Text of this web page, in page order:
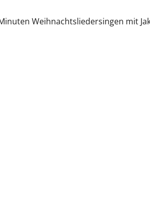
Weihnachtsliedersingen mit